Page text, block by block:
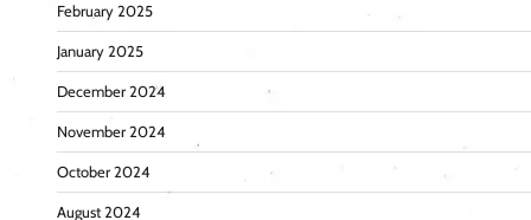
February 2025
January 2025
December 2024
November 2024
October 2024
August 2024